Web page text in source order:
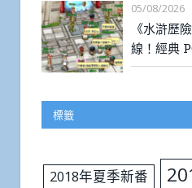
05/08/2026
《水滸歷
線！經典
標籤
2018年夏季新番